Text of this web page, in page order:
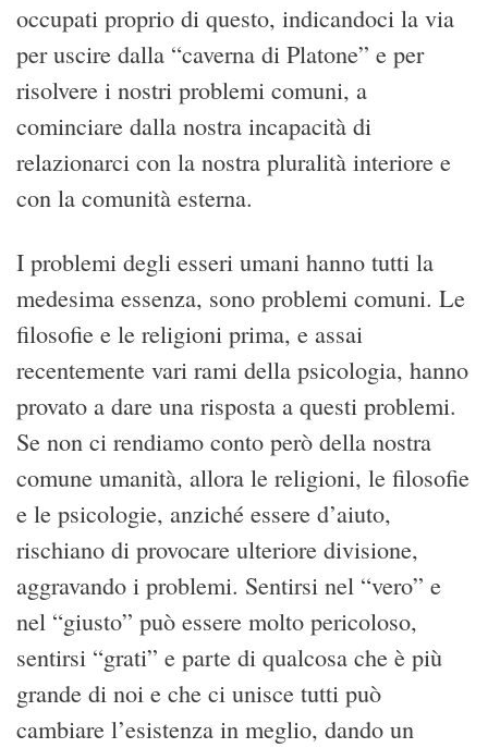
occupati proprio di questo, indicandoci la via
per uscire dalla “caverna di Platone” e per
risolvere i nostri problemi comuni, a
cominciare dalla nostra incapacità di
relazionarci con la nostra pluralità interiore e
con la comunità esterna.
I problemi degli esseri umani hanno tutti la
medesima essenza, sono problemi comuni. Le
filosofie e le religioni prima, e assai
recentemente vari rami della psicologia, hanno
provato a dare una risposta a questi problemi.
Se non ci rendiamo conto però della nostra
comune umanità, allora le religioni, le filosofie
e le psicologie, anziché essere d’aiuto,
rischiano di provocare ulteriore divisione,
aggravando i problemi. Sentirsi nel “vero” e
nel “giusto” può essere molto pericoloso,
sentirsi “grati” e parte di qualcosa che è più
grande di noi e che ci unisce tutti può
cambiare l’esistenza in meglio, dando un